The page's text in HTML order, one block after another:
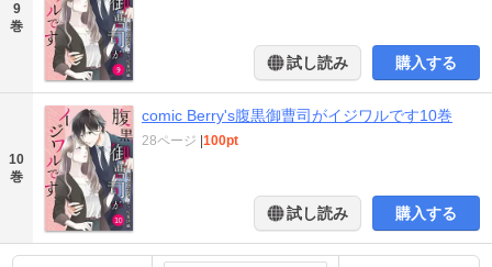
9
巻
試し読み 購入する
10
巻
comic Berry's腹黒御曹司がイジワルです10巻
28ページ 100pt
試し読み 購入する